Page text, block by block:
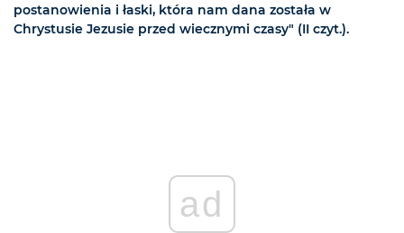
postanowienia i łaski, która nam dana została w
Chrystusie Jezusie przed wiecznymi czasy" (II czyt.).
ad